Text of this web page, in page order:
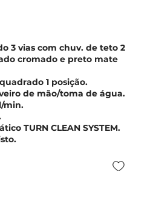
3 vias com chuv. de teto 2
cromado e preto mate
1 posição.
de mão/toma de água.
min.
TURN CLEAN SYSTEM.